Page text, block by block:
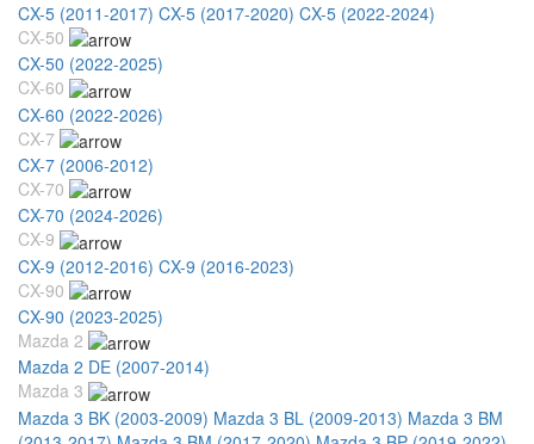
CX-5 (2011-2017) CX-5 (2017-2020) CX-5 (2022-2024)
CX-50
CX-50 (2022-2025)
CX-60
CX-60 (2022-2026)
CX-7
CX-7 (2006-2012)
CX-70
CX-70 (2024-2026)
CX-9
CX-9 (2012-2016) CX-9 (2016-2023)
CX-90
CX-90 (2023-2025)
Mazda 2
Mazda 2 DE (2007-2014)
Mazda 3
Mazda 3 BK (2003-2009) Mazda 3 BL (2009-2013) Mazda 3 BM